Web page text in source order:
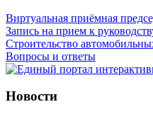
Виртуальная приёмная
Запись на прием к
Строительство
Вопросы и ответы
Новости